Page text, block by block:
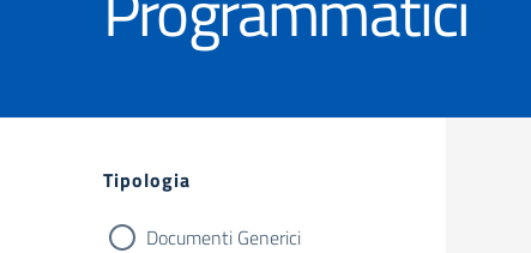
Filtri
Tipologia
Documenti Generici